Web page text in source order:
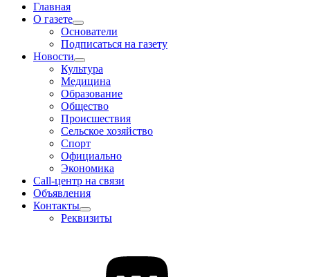
Главная
О газете
Основатели
Подписаться на газету
Новости
Культура
Медицина
Образование
Общество
Происшествия
Сельское хозяйство
Спорт
Официально
Экономика
Call-центр на связи
Объявления
Контакты
Реквизиты